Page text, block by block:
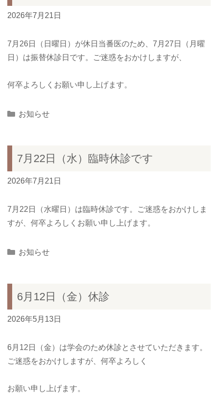
2026年7月21日
7月26日（日曜日）が休日当番医のため、7月27日（月曜
日）は振替休診日です。ご迷惑をおかけしますが、
何卒よろしくお願い申し上げます。
Categories
お知らせ
7月22日（水）臨時休診です
2026年7月21日
7月22日（水曜日）は臨時休診です。ご迷惑をおかけしま
すが、何卒よろしくお願い申し上げます。
Categories
お知らせ
6月12日（金）休診
2026年5月13日
6月12日（金）は学会のため休診とさせていただきます。
ご迷惑をおかけしますが、何卒よろしく
お願い申し上げます。